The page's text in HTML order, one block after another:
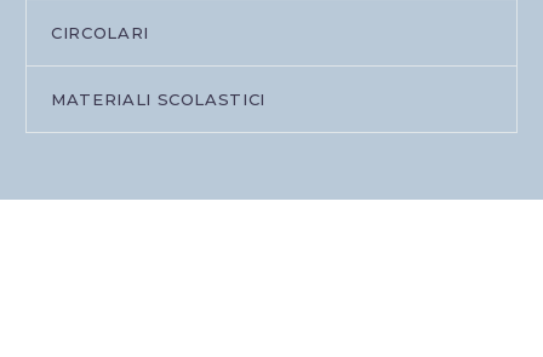
CIRCOLARI
MATERIALI SCOLASTICI